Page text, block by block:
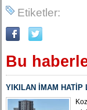
Etiketler:
Bu
YIKILAN İMAM HATİP
ÇALIŞMASI BAŞLADI